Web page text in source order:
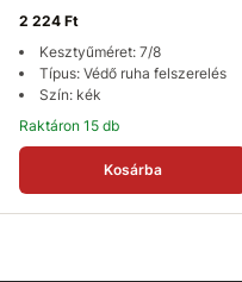
2 224 Ft
Kesztyűméret: 7/8
Típus: Védő ruha felszerelés
Szín: kék
Raktáron 15 db
Kosárba